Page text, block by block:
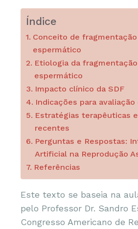
Índice
Conceito de fragmentação
espermático
Etiologia da
espermático
Impacto clínico da SDF
Indicações para avaliação
Estratégias terapêuticas
recentes
Perguntas e Respostas:
Artificial na Reprodução
Referências
Este texto se baseia na
pelo Professor Dr. Sandro
Congresso Americano de